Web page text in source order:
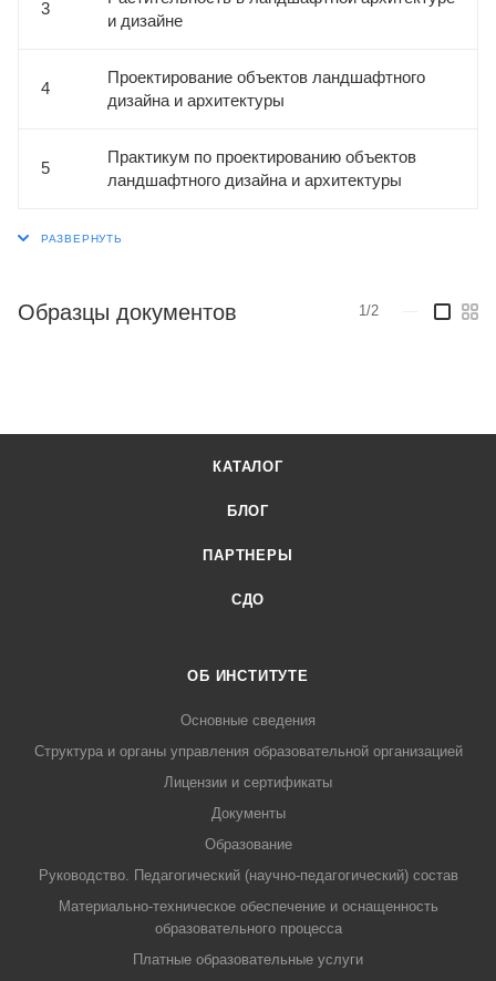
3
и дизайне
4
Проектирование объектов ландшафтного
дизайна и архитектуры
5
Практикум по проектированию объектов
ландшафтного дизайна и архитектуры
Образцы документов 1/2
КАТАЛОГ
БЛОГ
ПАРТНЕРЫ
СДО
ОБ ИНСТИТУТЕ
Основные сведения
Структура и органы управления образовательной организацией
Лицензии и сертификаты
Документы
Образование
Руководство. Педагогический (научно-педагогический) состав
Материально-техническое обеспечение и оснащенность
образовательного процесса
Платные образовательные услуги